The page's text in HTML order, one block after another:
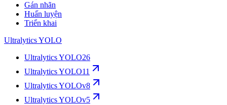
Gán nhãn
Huấn luyện
Triển khai
Ultralytics YOLO
Ultralytics YOLO26
Ultralytics YOLO11
Ultralytics YOLOv8
Ultralytics YOLOv5